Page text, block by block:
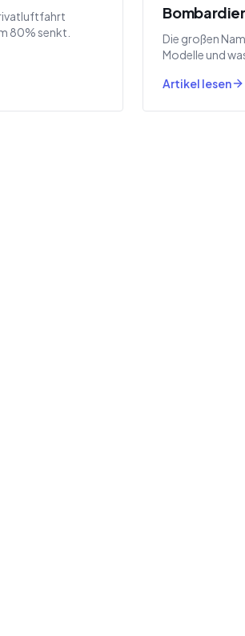
80% senkt.
Die großen
Modelle und
Artikel lesen